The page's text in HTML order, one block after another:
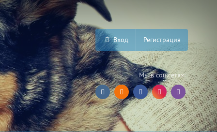
Вход Регистрация
Мы в соц.сетях: